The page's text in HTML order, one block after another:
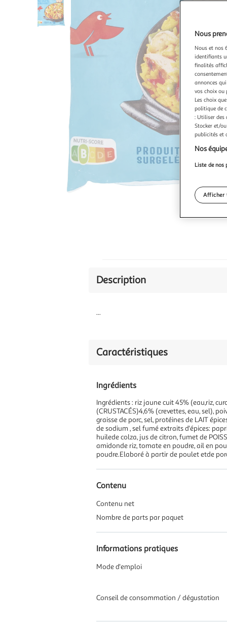
Description
...
Caractéristiques
Ingrédients
Ingrédients : riz jaune cuit 45% (eau,riz,
(CRUSTACÉS)4,6% (crevettes, eau, sel),
graisse de porc, sel, protéines de LAIT
de sodium , sel fumé extraits d'épices:
huilede colza, jus de citron, fumet de
amidonde riz, tomate en poudre, ail en
poudre.Elaboré à partir de poulet etde
Contenu
Contenu net
Nombre de parts par paquet
Informations pratiques
Mode d'emploi
Conseil de consommation / dégustation
Nous
Nous et nos
identifiants
finalités
annonces
vos choix ou
Les choix
politique de
: Utiliser des
Stocker et/
publicités et
Nos
Liste de nos
Afficher